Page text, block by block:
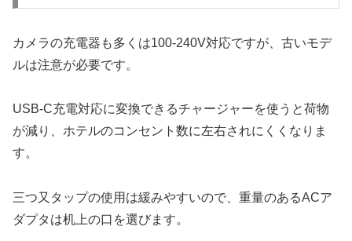
カメラの充電器も多くは100-240V対応ですが、古いモデ
ルは注意が必要です。
USB‐C充電対応に変換できるチャージャーを使うと荷物
が減り、ホテルのコンセント数に左右されにくくなりま
す。
三つ又タップの使用は緩みやすいので、重量のあるACア
ダプタは机上の口を選びます。